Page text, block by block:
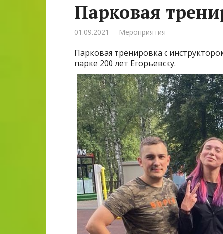
Парковая
01.09.2021 Мероприятия
Парковая тренировка с
парке 200 лет Егорьевску.